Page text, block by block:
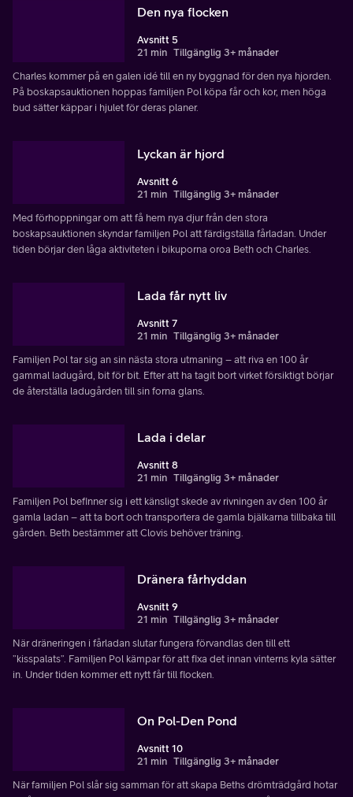
Den nya flocken
Avsnitt 5
21 min Tillgänglig 3+ månader
Charles kommer på en galen idé till en ny byggnad för den nya hjorden.
På boskapsauktionen hoppas familjen Pol köpa får och kor, men höga
bud sätter käppar i hjulet för deras planer.
Lyckan är hjord
Avsnitt 6
21 min Tillgänglig 3+ månader
Med förhoppningar om att få hem nya djur från den stora
boskapsauktionen skyndar familjen Pol att färdigställa fårladan. Under
tiden börjar den låga aktiviteten i bikuporna oroa Beth och Charles.
Lada får nytt liv
Avsnitt 7
21 min Tillgänglig 3+ månader
Familjen Pol tar sig an sin nästa stora utmaning – att riva en 100 år
gammal ladugård, bit för bit. Efter att ha tagit bort virket försiktigt börjar
de återställa ladugården till sin forna glans.
Lada i delar
Avsnitt 8
21 min Tillgänglig 3+ månader
Familjen Pol befinner sig i ett känsligt skede av rivningen av den 100 år
gamla ladan – att ta bort och transportera de gamla bjälkarna tillbaka till
gården. Beth bestämmer att Clovis behöver träning.
Dränera fårhyddan
Avsnitt 9
21 min Tillgänglig 3+ månader
När dräneringen i fårladan slutar fungera förvandlas den till ett
”kisspalats”. Familjen Pol kämpar för att fixa det innan vinterns kyla sätter
in. Under tiden kommer ett nytt får till flocken.
On Pol-Den Pond
Avsnitt 10
21 min Tillgänglig 3+ månader
När familjen Pol slår sig samman för att skapa Beths drömträdgård hotar